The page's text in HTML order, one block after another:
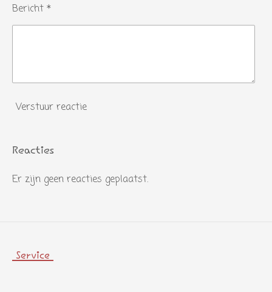
Bericht *
Verstuur reactie
Reacties
Er zijn geen reacties geplaatst.
Service